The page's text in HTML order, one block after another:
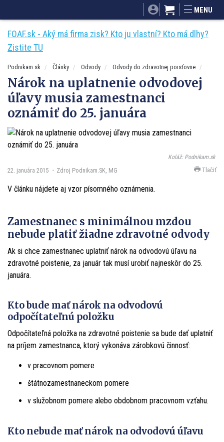
Mnamky-recepty.sk
MENU
FOAF.sk - Aký má firma zisk? Kto ju vlastní? Kto má dlhy?
Zistite TU
Podnikam.sk Články Odvody Odvody do zdravotnej poisťovne
Nárok na uplatnenie odvodovej
úľavy musia zamestnanci
oznámiť do 25. januára
Koláž: Podnikam.sk
22. januára 2015 Zdroj Podnikam.SK, MG Tlačiť
V článku nájdete aj vzor písomného oznámenia.
Zamestnanec s minimálnou mzdou
nebude platiť žiadne zdravotné odvody
Ak si chce zamestnanec uplatniť nárok na odvodovú úľavu na
zdravotné poistenie, za január tak musí urobiť najneskôr do 25.
januára.
Kto bude mať nárok na odvodovú
odpočítateľnú položku
Odpočítateľná položka na zdravotné poistenie sa bude dať uplatniť
na príjem zamestnanca, ktorý vykonáva zárobkovú činnosť:
v pracovnom pomere
štátnozamestnaneckom pomere
v služobnom pomere alebo obdobnom pracovnom vzťahu.
Kto nebude mať nárok na odvodovú úľavu